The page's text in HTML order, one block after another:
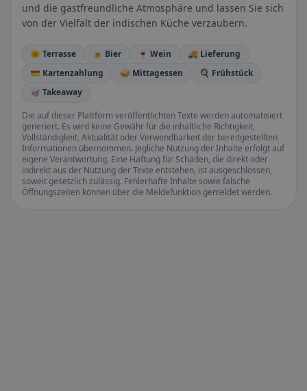
und die gastfreundliche Atmosphäre und lassen Sie sich
von der Vielfalt der indischen Küche verzaubern.
🌞 Terrasse 🍺 Bier 🍷 Wein
🚚 Lieferung
💳 Kartenzahlung
🥪 Mittagessen
🍳 Frühstück
🥡 Takeaway
Die auf dieser Plattform veröffentlichten Texte werden automatisiert
generiert. Es wird keine Gewähr für die inhaltliche Richtigkeit,
Vollständigkeit, Aktualität oder Verwendbarkeit der bereitgestellten
Informationen übernommen. Jegliche Nutzung der Inhalte erfolgt auf
eigene Verantwortung. Eine Haftung für Schäden, die direkt oder
indirekt aus der Nutzung der Texte entstehen, ist ausgeschlossen,
soweit gesetzlich zulässig. Fehlerhafte Inhalte sowie falsche
Öffnungszeiten können über die Meldefunktion gemeldet werden.